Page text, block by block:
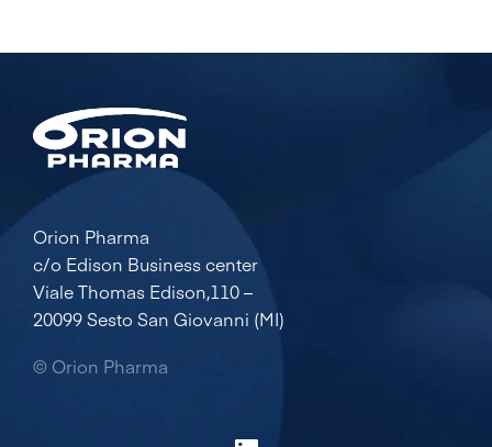
Orion Pharma
c/o Edison Business center
Viale Thomas Edison,110 –
20099 Sesto San Giovanni (MI)
© Orion Pharma